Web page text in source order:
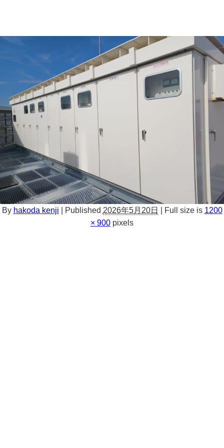
By hakoda kenji Published 2026年5月20日 Full size is 1200
× 900 pixels